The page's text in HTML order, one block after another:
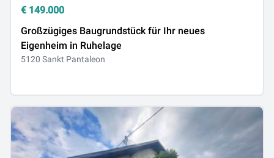
€ 149.000
Großzügiges Baugrundstück für Ihr neues
Eigenheim in Ruhelage
5120 Sankt Pantaleon